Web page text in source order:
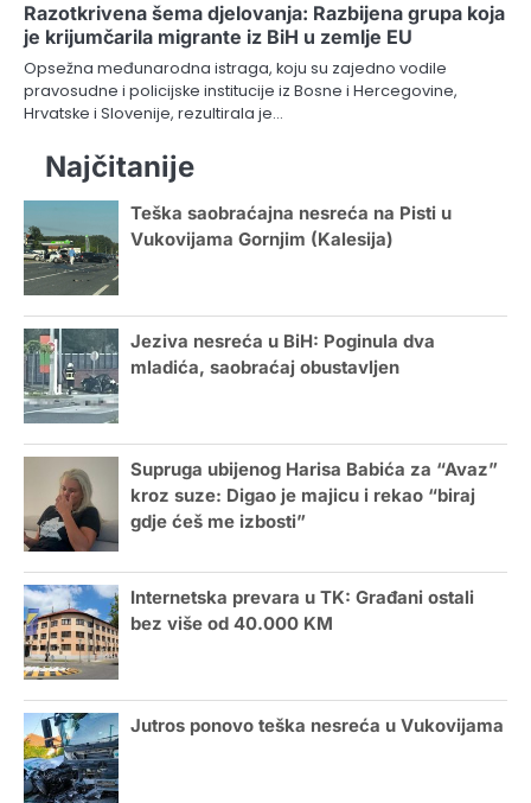
Razotkrivena šema djelovanja: Razbijena grupa koja
je krijumčarila migrante iz BiH u zemlje EU
Opsežna međunarodna istraga, koju su zajedno vodile
pravosudne i policijske institucije iz Bosne i Hercegovine,
Hrvatske i Slovenije, rezultirala je…
Najčitanije
Teška saobraćajna nesreća na Pisti u
Vukovijama Gornjim (Kalesija)
Jeziva nesreća u BiH: Poginula dva
mladića, saobraćaj obustavljen
Supruga ubijenog Harisa Babića za “Avaz”
kroz suze: Digao je majicu i rekao “biraj
gdje ćeš me izbosti”
Internetska prevara u TK: Građani ostali
bez više od 40.000 KM
Jutros ponovo teška nesreća u Vukovijama